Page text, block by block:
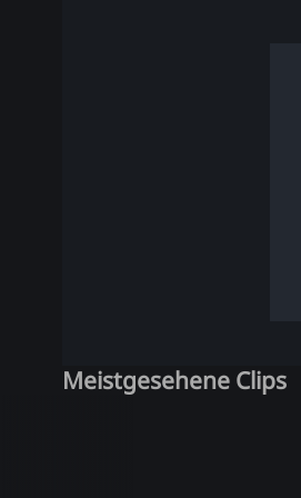
Meistgesehene Clips